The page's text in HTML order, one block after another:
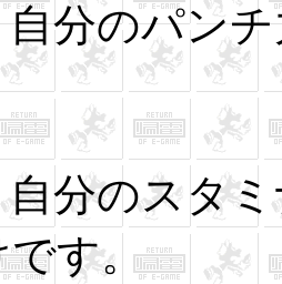
分のパン
分のスタ
です。